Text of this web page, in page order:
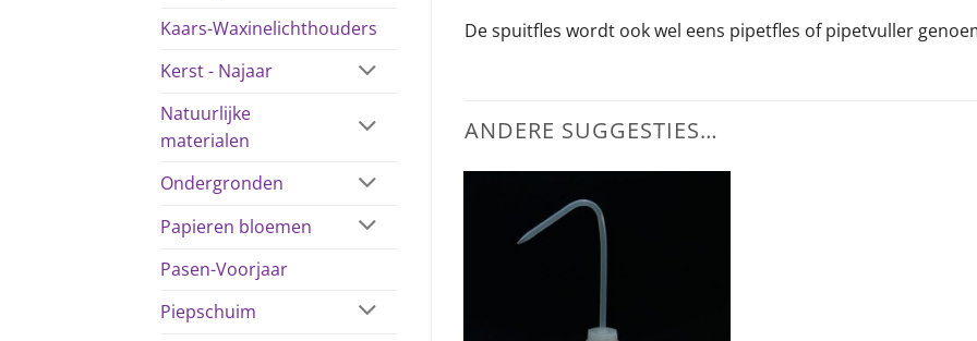
Kaars-Waxinelichthouders
Kerst - Najaar
Natuurlijke
materialen
Ondergronden
Papieren bloemen
Pasen-Voorjaar
Piepschuim
De spuitfles wordt ook wel eens pipetfles of pipetvuller
ANDERE SUGGESTIES…